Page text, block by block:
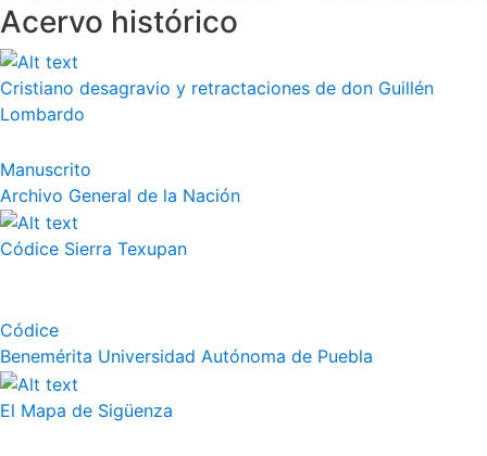
Acervo histórico
Cristiano desagravio y retractaciones de don Guillén
Lombardo
Manuscrito
Archivo General de la Nación
Códice Sierra Texupan
Códice
Benemérita Universidad Autónoma de Puebla
El Mapa de Sigüenza